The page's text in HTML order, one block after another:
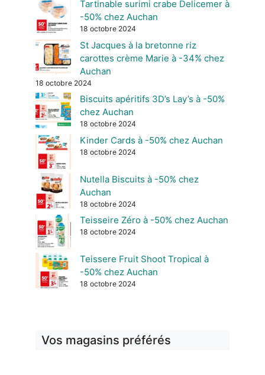
Tartinable surimi crabe Delicemer à
-50% chez Auchan
18 octobre 2024
St Jacques à la bretonne riz
carottes crème Marie à -34% chez
Auchan
18 octobre 2024
Biscuits apéritifs 3D’s Lay’s à -50%
chez Auchan
18 octobre 2024
Kinder Cards à -50% chez Auchan
18 octobre 2024
Nutella Biscuits à -50% chez
Auchan
18 octobre 2024
Teisseire Zéro à -50% chez Auchan
18 octobre 2024
Teissere Fruit Shoot Tropical à
-50% chez Auchan
18 octobre 2024
Vos magasins préférés